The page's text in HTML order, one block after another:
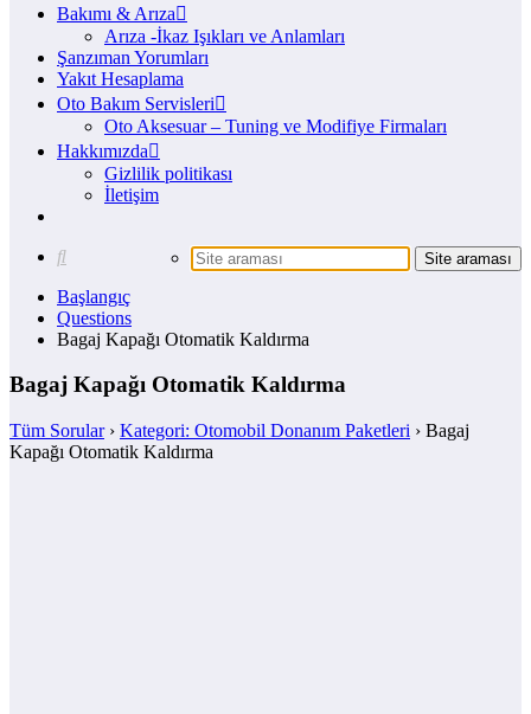
Bakımı & Arıza
Arıza -İkaz Işıkları ve Anlamları
Şanzıman Yorumları
Yakıt Hesaplama
Oto Bakım Servisleri
Oto Aksesuar – Tuning ve Modifiye Firmaları
Hakkımızda
Gizlilik politikası
İletişim
Başlangıç
Questions
Bagaj Kapağı Otomatik Kaldırma
Bagaj Kapağı Otomatik Kaldırma
Tüm Sorular› Kategori: Otomobil Donanım Paketleri › Bagaj
Kapağı Otomatik Kaldırma